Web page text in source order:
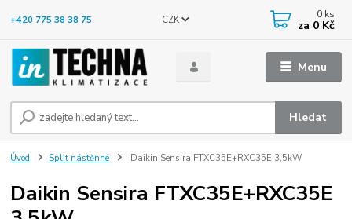
Menu
CZK
Hledat
+420 775 38 38 75 0 ks
za 0 Kč
Úvod Split nástěnné Daikin Sensira FTXC35E+RXC35E 3,5kW
Daikin Sensira FTXC35E+RXC35E